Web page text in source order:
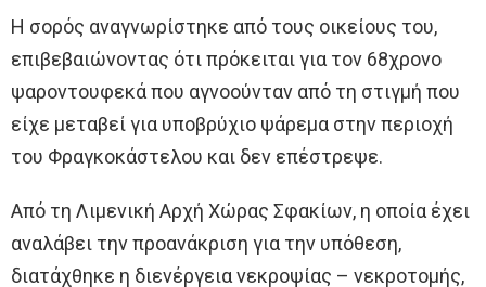
Η σορός αναγνωρίστηκε από τους οικείους του,
επιβεβαιώνοντας ότι πρόκειται για τον 68χρονο
ψαροντουφεκά που αγνοούνταν από τη στιγμή που
είχε μεταβεί για υποβρύχιο ψάρεμα στην περιοχή
του Φραγκοκάστελου και δεν επέστρεψε.
Από τη Λιμενική Αρχή Χώρας Σφακίων, η οποία έχει
αναλάβει την προανάκριση για την υπόθεση,
διατάχθηκε η διενέργεια νεκροψίας – νεκροτομής,